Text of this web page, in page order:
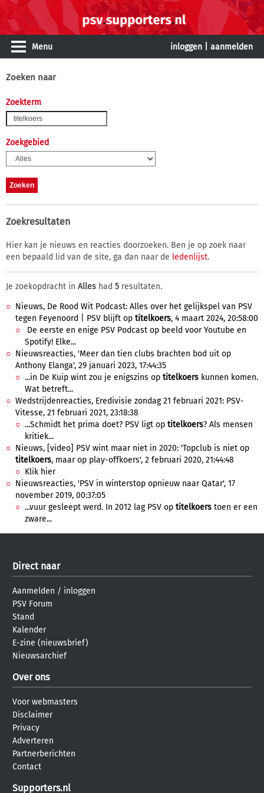
Menu inloggen aanmelden
Zoeken naar
Zoekterm
Zoekgebied
Zoekresultaten
Hier kan je nieuws en reacties doorzoeken. Ben je op zoek naar
een bepaald lid van de site, ga dan naar de ledenlijst.
Je zoekopdracht in Alles had 5 resultaten.
Nieuws, De Rood Wit Podcast: Alles over het gelijkspel van PSV
tegen Feyenoord | PSV blijft op titelkoers, 4 maart 2024, 20:58:00
De eerste en enige PSV Podcast op beeld voor Youtube en
Spotify! Elke...
Nieuwsreacties, 'Meer dan tien clubs brachten bod uit op
Anthony Elanga', 29 januari 2023, 17:44:35
...in De Kuip wint zou je enigszins op titelkoers kunnen komen.
Wat betreft...
Wedstrijdenreacties, Eredivisie zondag 21 februari 2021: PSV-
Vitesse, 21 februari 2021, 23:18:38
...Schmidt het prima doet? PSV ligt op titelkoers? Als mensen
kritiek...
Nieuws, [video] PSV wint maar niet in 2020: 'Topclub is niet op
titelkoers, maar op play-offkoers', 2 februari 2020, 21:44:48
Klik hier
Nieuwsreacties, 'PSV in winterstop opnieuw naar Qatar', 17
november 2019, 00:37:05
...vuur gesleept werd. In 2012 lag PSV op titelkoers toen er een
zware...
Direct naar
Aanmelden / inloggen
PSV Forum
Stand
Kalender
E-zine (nieuwsbrief)
Nieuwsarchief
Over ons
Voor webmasters
Disclaimer
Privacy
Adverteren
Partnerberichten
Contact
Supporters.nl